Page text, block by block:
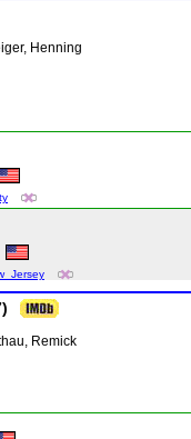
Henning
Remick